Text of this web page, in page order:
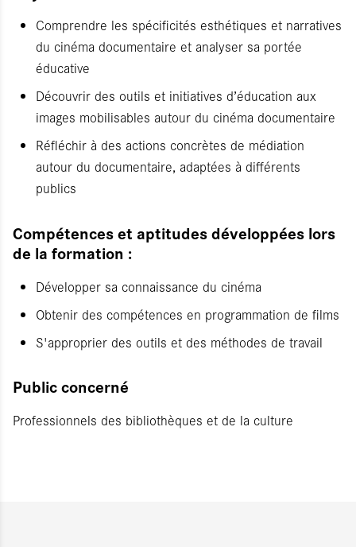
Comprendre les spécificités esthétiques et narratives
du cinéma documentaire et analyser sa portée
éducative
Découvrir des outils et initiatives d’éducation aux
images mobilisables autour du cinéma documentaire
Réfléchir à des actions concrètes de médiation
autour du documentaire, adaptées à différents
publics
Compétences et aptitudes développées lors
de la formation :
Développer sa connaissance du cinéma
Obtenir des compétences en programmation de films
S'approprier des outils et des méthodes de travail
Public concerné
Professionnels des bibliothèques et de la culture